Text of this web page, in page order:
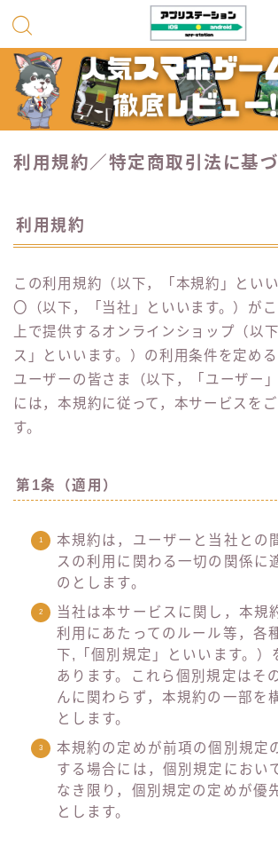
利用規約／特定商取引法に基づ
利用規約
この利用規約（以下，「本規約」とい
〇（以下，「当社」といいます。）が
上で提供するオンラインショップ（以
ス」といいます。）の利用条件を定め
ユーザーの皆さま（以下，「ユーザー」
には，本規約に従って，本サービスを
す。
第1条（適用）
本規約は，ユーザーと当社との
スの利用に関わる一切の関係に
のとします。
当社は本サービスに関し，本規
利用にあたってのルール等，各
下,「個別規定」といいます。）
あります。これら個別規定はそ
んに関わらず，本規約の一部を
とします。
本規約の定めが前項の個別規定
する場合には，個別規定におい
なき限り，個別規定の定めが優
とします。